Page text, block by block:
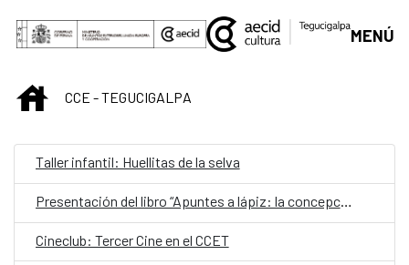
Saltar al contenido principal
MENÚ
INICIOCCE - TEGUCIGALPA
Taller infantil: Huellitas de la selva
Presentación del libro “Apuntes a lápiz: la concepción estética de Pablo Zelaya Sierra”
Cineclub: Tercer Cine en el CCET